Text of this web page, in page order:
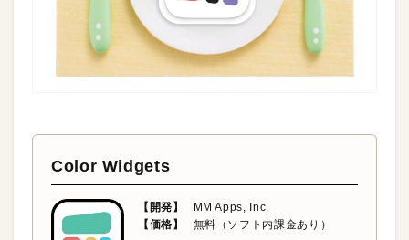
Color Widgets
【開発】
MM Apps, Inc.
【価格】
無料（ソフト内課金あり）